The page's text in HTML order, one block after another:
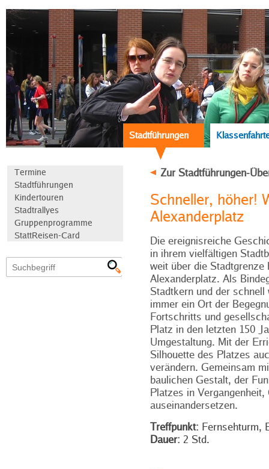
Stadtführungen
Termine
Stadtführungen
Kindertouren
Stadtrallyes
Gruppenprogramme
StattReisen-Card
Zur Stadtführungen-
Schneller, höher!
Alexanderplatz
Die ereignisreiche
in ihrem vielfältigen
weit über die Stadtgrenze
Alexanderplatz. Als
Stadtkern und der
immer ein Ort der
Fortschritts und
Platz in den letzten 150
Umgestaltung. Mit der
Silhouette des Platzes
verändern. Gemeinsam
baulichen Gestalt, der
Platzes in
auseinandersetzen.
Treffpunkt: Fernsehturm,
Dauer: 2 Std.